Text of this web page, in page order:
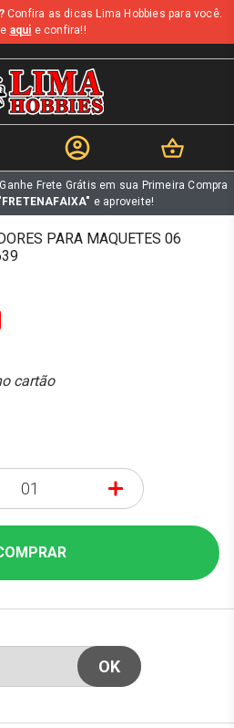
Confira as dicas Lima Hobbies para você.
aqui e confira!!
Frete Grátis em sua Primeira Compra
e aproveite!
PARA MAQUETES 06
cartão
+